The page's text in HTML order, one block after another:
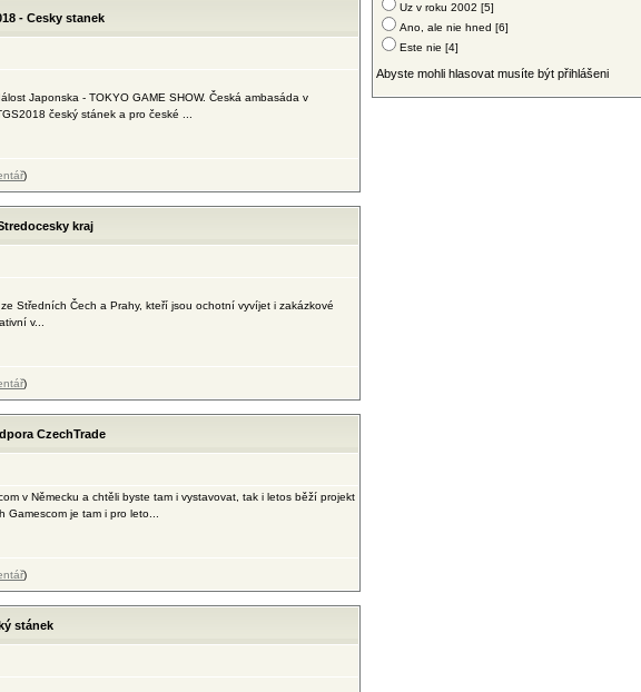
- Cesky stanek
Japonska - TOKYO GAME SHOW. Česká ambasáda v
český stánek a pro české ...
)
kraj
Středních Čech a Prahy, kteří jsou ochotní vyvíjet i zakázkové
v...
)
CzechTrade
v Německu a chtěli byste tam i vystavovat, tak i letos běží projekt
je tam i pro leto...
)
stánek
Uz v roku 2002 [5]
Ano, ale nie hned [6]
Este nie [4]
Abyste mohli hlasovat musíte být přihlášeni